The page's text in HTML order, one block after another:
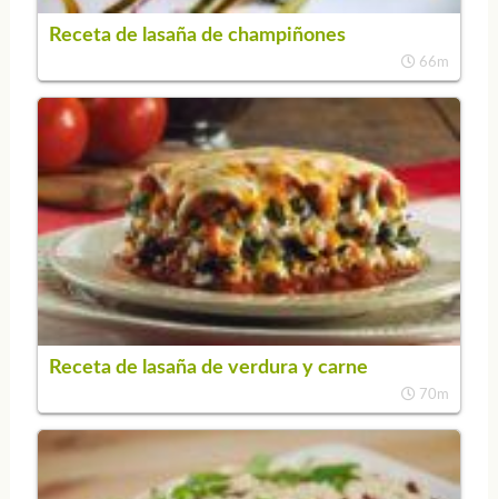
Receta de lasaña de champiñones
66m
Receta de lasaña de verdura y carne
70m